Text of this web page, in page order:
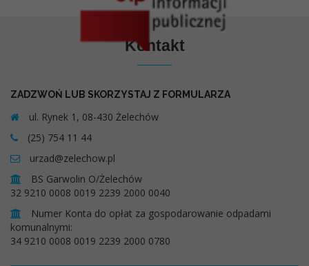
Kontakt
ZADZWOŃ LUB SKORZYSTAJ Z FORMULARZA
ul. Rynek 1, 08-430 Żelechów
(25) 754 11 44
urzad@zelechow.pl
BS Garwolin O/Żelechów
32 9210 0008 0019 2239 2000 0040
Numer Konta do opłat za gospodarowanie odpadami
komunalnymi:
34 9210 0008 0019 2239 2000 0780